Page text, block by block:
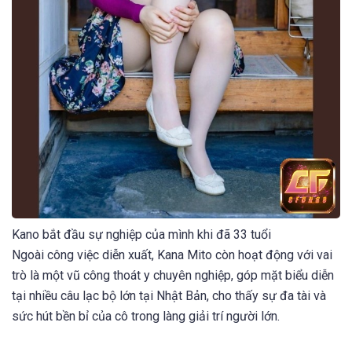
Kano bắt đầu sự nghiệp của mình khi đã 33 tuổi
Ngoài công việc diễn xuất, Kana Mito còn hoạt động với vai
trò là một vũ công thoát y chuyên nghiệp, góp mặt biểu diễn
tại nhiều câu lạc bộ lớn tại Nhật Bản, cho thấy sự đa tài và
sức hút bền bỉ của cô trong làng giải trí người lớn.